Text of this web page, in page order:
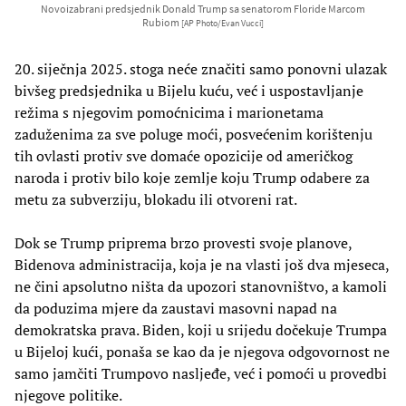
Novoizabrani predsjednik Donald Trump sa senatorom Floride Marcom
Rubiom [AP Photo/Evan Vucci]
20. siječnja 2025. stoga neće značiti samo ponovni ulazak
bivšeg predsjednika u Bijelu kuću, već i uspostavljanje
režima s njegovim pomoćnicima i marionetama
zaduženima za sve poluge moći, posvećenim korištenju
tih ovlasti protiv sve domaće opozicije od američkog
naroda i protiv bilo koje zemlje koju Trump odabere za
metu za subverziju, blokadu ili otvoreni rat.
Dok se Trump priprema brzo provesti svoje planove,
Bidenova administracija, koja je na vlasti još dva mjeseca,
ne čini apsolutno ništa da upozori stanovništvo, a kamoli
da poduzima mjere da zaustavi masovni napad na
demokratska prava. Biden, koji u srijedu dočekuje Trumpa
u Bijeloj kući, ponaša se kao da je njegova odgovornost ne
samo jamčiti Trumpovo nasljeđe, već i pomoći u provedbi
njegove politike.